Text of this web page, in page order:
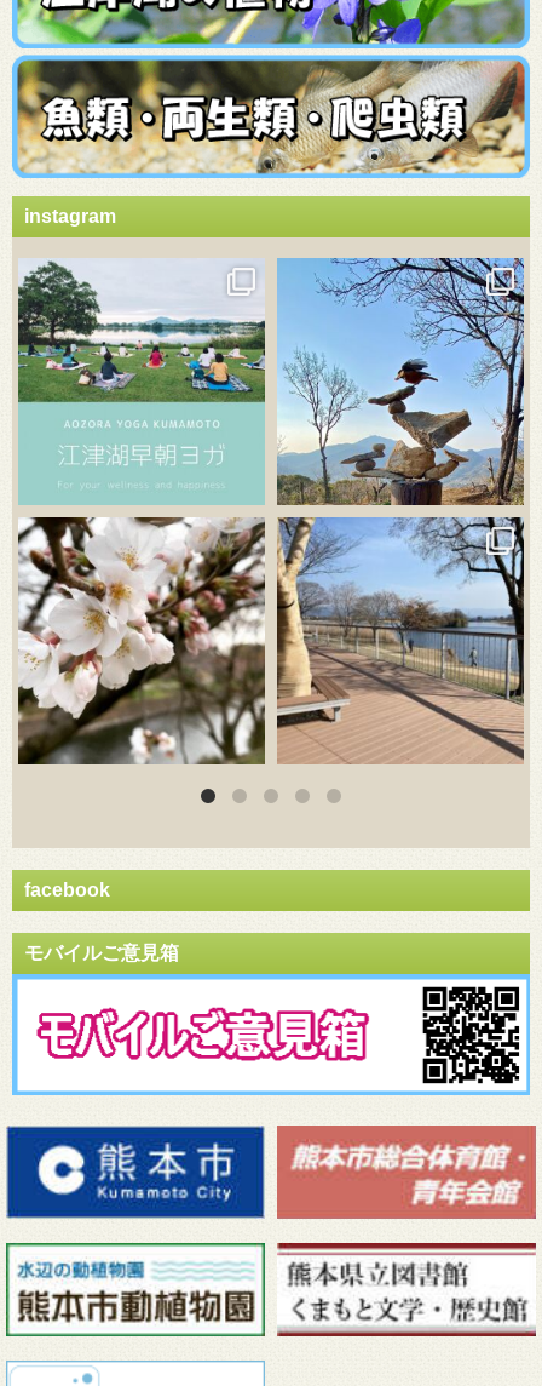
instagram
3月 20
3月 18
3月 18
facebook
モバイルご意見箱